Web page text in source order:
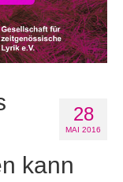
28
MAI 2016
kann